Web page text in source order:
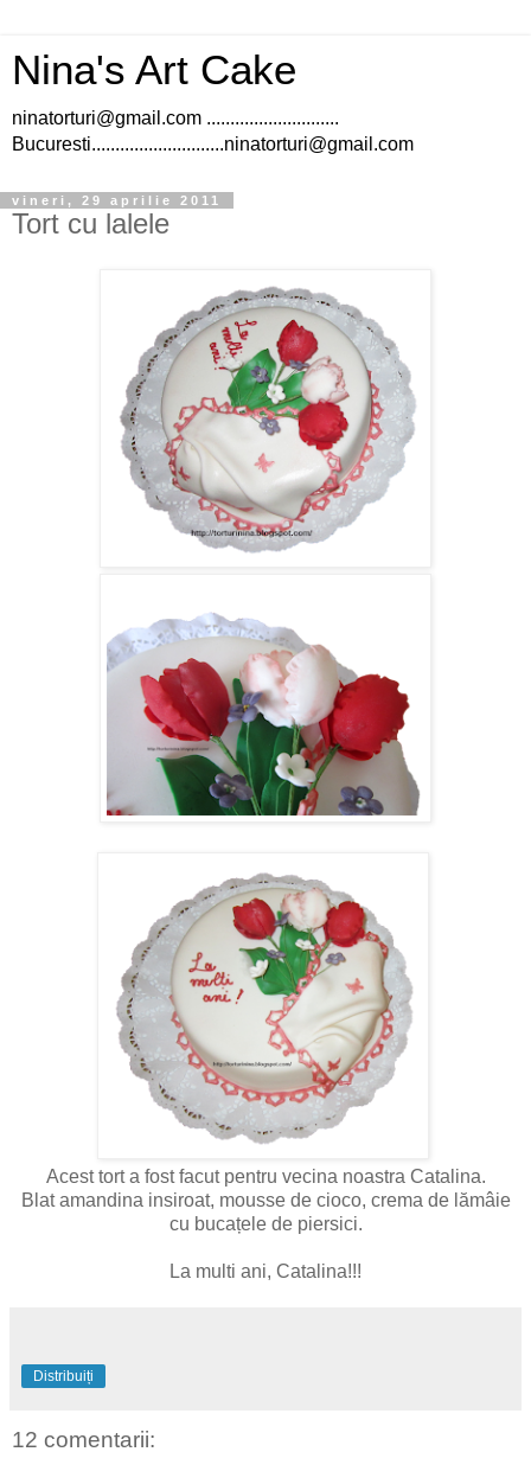
Nina's Art Cake
ninatorturi@gmail.com ............................
Bucuresti............................ninatorturi@gmail.com
vineri, 29 aprilie 2011
Tort cu lalele
Acest tort a fost facut pentru vecina noastra Catalina.
Blat amandina insiroat, mousse de cioco, crema de lămâie
cu bucațele de piersici.
La multi ani, Catalina!!!
Distribuiți
12 comentarii: